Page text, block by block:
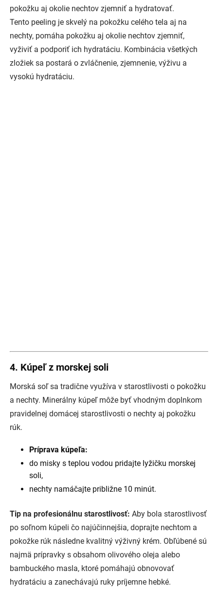
pokožku aj okolie nechtov zjemniť a hydratovať.
Tento peeling je skvelý na pokožku celého tela aj na
nechty, pomáha pokožku aj okolie nechtov zjemniť,
vyživiť a podporiť ich hydratáciu. Kombinácia všetkých
zložiek sa postará o zvláčnenie, zjemnenie, výživu a
vysokú hydratáciu.
4. Kúpeľ z morskej soli
Morská soľ sa tradične využíva v starostlivosti o pokožku
a nechty. Minerálny kúpeľ môže byť vhodným doplnkom
pravidelnej domácej starostlivosti o nechty aj pokožku
rúk.
Príprava kúpeľa:
do misky s teplou vodou pridajte lyžičku morskej
soli,
nechty namáčajte približne 10 minút.
Tip na profesionálnu starostlivosť: Aby bola starostlivosť
po soľnom kúpeli čo najúčinnejšia, doprajte nechtom a
pokožke rúk následne kvalitný výživný krém. Obľúbené sú
najmä prípravky s obsahom olivového oleja alebo
bambuckého masla, ktoré pomáhajú obnovovať
hydratáciu a zanechávajú ruky príjemne hebké.